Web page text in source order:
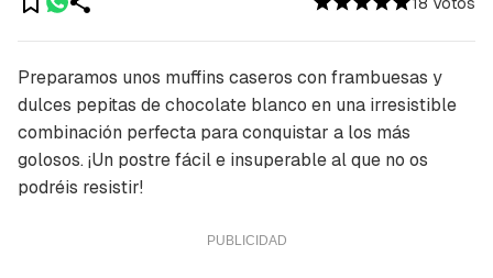
Preparamos unos muffins caseros con frambuesas y
dulces pepitas de chocolate blanco en una irresistible
combinación perfecta para conquistar a los más
golosos. ¡Un postre fácil e insuperable al que no os
podréis resistir!